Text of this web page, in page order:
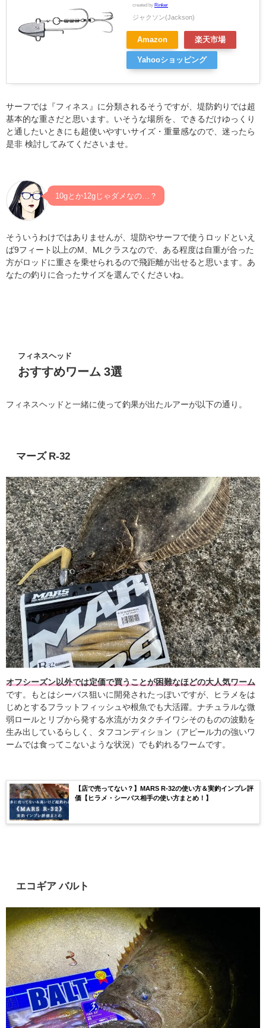
created by Rinker
ジャクソン(Jackson)
Amazon 楽天市場
Yahooショッピング
サーフでは『フィネス』に分類されるそうですが、堤防釣りでは超
基本的な重さだと思います。いそうな場所を、できるだけゆっくり
と通したいときにも超使いやすいサイズ・重量感なので、迷ったら
是非 検討してみてくださいませ。
10gとか12gじゃダメなの…？
そういうわけではありませんが、堤防やサーフで使うロッドといえ
ば9フィート以上のM、MLクラスなので、ある程度は自重が合った
方がロッドに重さを乗せられるので飛距離が出せると思います。あ
なたの釣りに合ったサイズを選んでくださいね。
フィネスヘッド
おすすめワーム 3選
フィネスヘッドと一緒に使って釣果が出たルアーが以下の通り。
マーズ R-32
オフシーズン以外では定価で買うことが困難なほどの大人気ワーム
です。もとはシーバス狙いに開発されたっぽいですが、ヒラメをは
じめとするフラットフィッシュや根魚でも大活躍。 ナチュラルな微
弱ロールとリブから発する水流がカタクチイワシそのものの波動を
生み出しているらしく、タフコンディション（アピール力の強いワ
ームでは食ってこないような状況）でも釣れるワームです。
【店で売ってない？】MARS R-32の使い方＆実釣インプレ評
価【ヒラメ・シーバス相手の使い方まとめ！】
エコギア バルト